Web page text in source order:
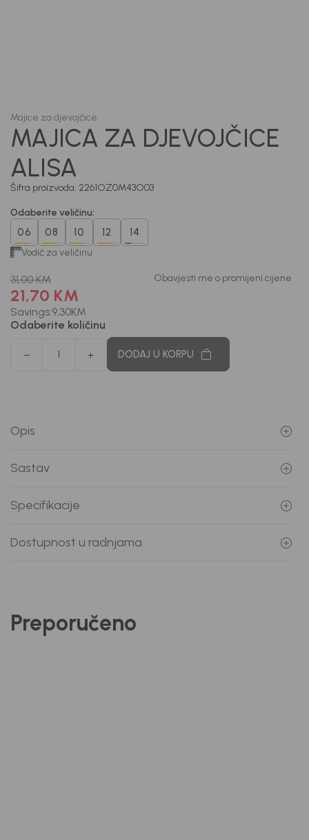
Majice za djevojčice
MAJICA ZA DJEVOJČICE
ALISA
Šifra proizvoda: 2261OZ0M43O03
Odaberite veličinu:
06 08 10 12 14
Vodič za veličinu
31,00 KM
21,70 KM
Savings:9,30KM
Obavjesti me o promijeni cijene
Odaberite količinu
DODAJ U KORPU
Opis
Sastav
Specifikacije
Dostupnost u radnjama
Preporučeno